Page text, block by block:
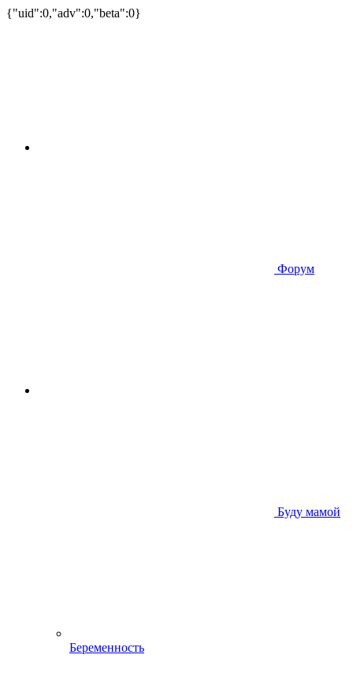
{"uid":0,"adv":0,"beta":0}
Форум
Буду мамой
Беременность